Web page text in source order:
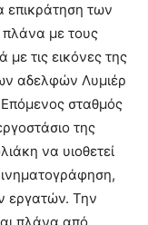
επικράτηση των
με τους
με τις εικόνες της
αδελφών Λυμιέρ
σταθμός
της
να υιοθετεί
εργατών. Την